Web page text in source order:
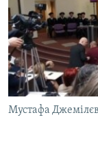
ВІДЕОУРОКИ
СВІДЧЕННЯ
УКРАЇНСЬКА
ІНФОГРАФІКА
Русский
Qırımtatar
ДОЛУЧАЙСЯ!
Мустафа Джемілєв